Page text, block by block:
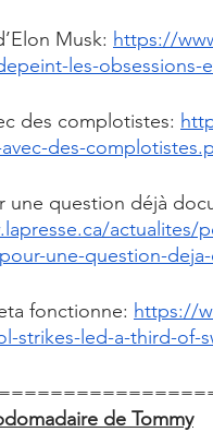
Musk: https://
les-
des complotistes:
des-
une question déjà
actualites/
une-question-
fonctionne: https://
strikes-led-a-third-of-
de Tommy